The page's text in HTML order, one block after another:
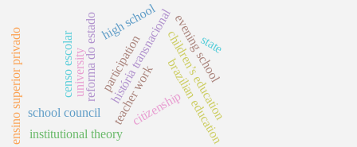
história transnacionalbrazilian education
school council citizenship
participation
ensino superior privado reforma do estado
institutional theory
university
high school evening school
children’s education
censo escolar teacher work
state